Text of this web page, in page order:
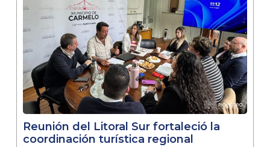
Reunión del Litoral Sur fortaleció la
coordinación turística regional